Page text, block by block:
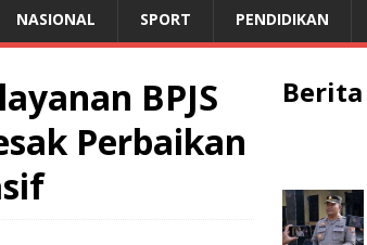
NASIONAL SPORT PENDIDIKAN
BPJS
Perbaikan